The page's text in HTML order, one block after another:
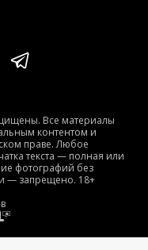
Все материалы
контентом и
праве. Любое
текста — полная или
фотографий без
— запрещено. 18+